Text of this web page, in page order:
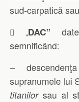
sud-carpatică sau
 „DAC”
semnificând:
–
supranumele lui
titanilorsau al